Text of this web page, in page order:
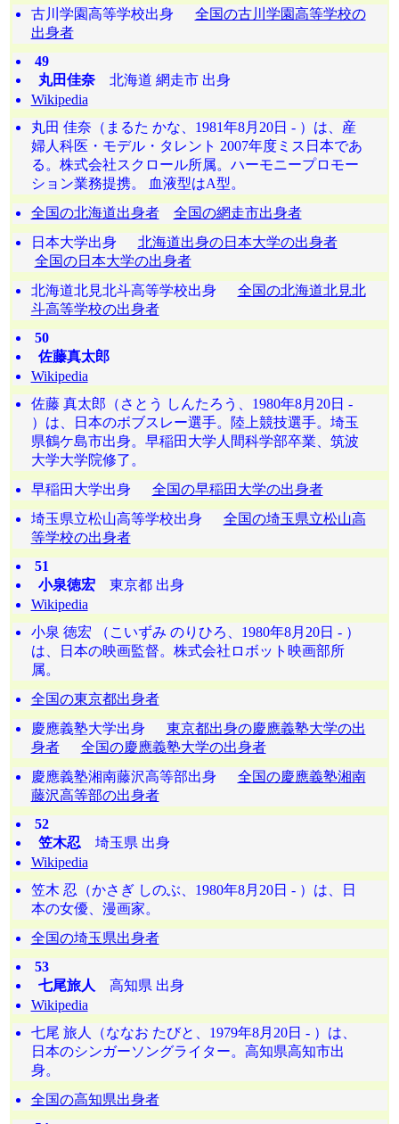
古川学園高等学校出身 全国の古川学園高等学校の
出身者
49
丸田佳奈北海道 網走市 出身
Wikipedia
丸田 佳奈（まるた かな、1981年8月20日 - ）は、産
婦人科医・モデル・タレント 2007年度ミス日本であ
る。株式会社スクロール所属。ハーモニープロモー
ション業務提携。 血液型はA型。
全国の北海道出身者
全国の網走市出身者
日本大学出身 北海道出身の日本大学の出身者
全国の日本大学の出身者
北海道北見北斗高等学校出身 全国の北海道北見北
斗高等学校の出身者
50
佐藤真太郎
Wikipedia
佐藤 真太郎（さとう しんたろう、1980年8月20日 -
）は、日本のボブスレー選手。陸上競技選手。埼玉
県鶴ケ島市出身。早稲田大学人間科学部卒業、筑波
大学大学院修了。
早稲田大学出身 全国の早稲田大学の出身者
埼玉県立松山高等学校出身 全国の埼玉県立松山高
等学校の出身者
51
小泉徳宏東京都 出身
Wikipedia
小泉 徳宏 （こいずみ のりひろ、1980年8月20日 - ）
は、日本の映画監督。株式会社ロボット映画部所
属。
全国の東京都出身者
慶應義塾大学出身 東京都出身の慶應義塾大学の出
身者
全国の慶應義塾大学の出身者
慶應義塾湘南藤沢高等部出身 全国の慶應義塾湘南
藤沢高等部の出身者
52
笠木忍埼玉県 出身
Wikipedia
笠木 忍（かさぎ しのぶ、1980年8月20日 - ）は、日
本の女優、漫画家。
全国の埼玉県出身者
53
七尾旅人 高知県 出身
Wikipedia
七尾 旅人（ななお たびと、1979年8月20日 - ）は、
日本のシンガーソングライター。高知県高知市出
身。
全国の高知県出身者